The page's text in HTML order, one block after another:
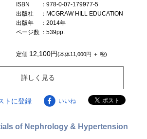
ISBN
：978-0-07-179977-5
出版社
：MCGRAW HILL EDUCATION
出版年
：2014年
ページ数 ：539pp.
定価 12,100円(本体11,000円 ＋ 税)
詳しく見る
トに登録 いいね
of Nephrology & Hypertension